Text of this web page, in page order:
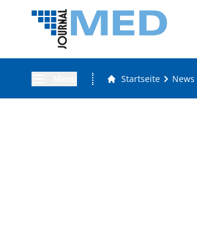
Startseite News